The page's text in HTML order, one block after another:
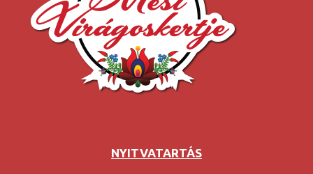
NYITVATARTÁS